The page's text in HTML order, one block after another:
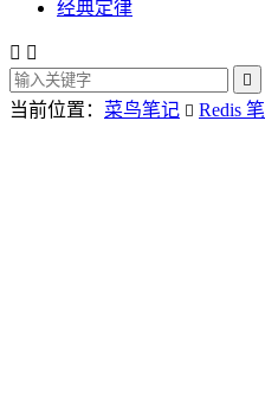
经典定律
 

当前位置： 菜鸟笔记  Redis